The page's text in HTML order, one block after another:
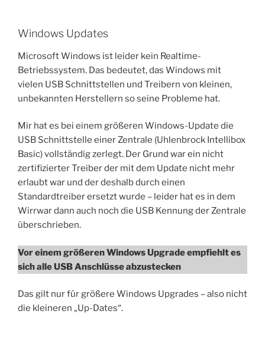
Windows Updates
Microsoft Windows ist leider kein Realtime-
Betriebssystem. Das bedeutet, das Windows mit
vielen USB Schnittstellen und Treibern von kleinen,
unbekannten Herstellern so seine Probleme hat.
Mir hat es bei einem größeren Windows-Update die
USB Schnittstelle einer Zentrale (Uhlenbrock Intellibox
Basic) vollständig zerlegt. Der Grund war ein nicht
zertifizierter Treiber der mit dem Update nicht mehr
erlaubt war und der deshalb durch einen
Standardtreiber ersetzt wurde – leider hat es in dem
Wirrwar dann auch noch die USB Kennung der Zentrale
überschrieben.
Vor einem größeren Windows Upgrade empfiehlt es
sich alle USB Anschlüsse abzustecken
Das gilt nur für größere Windows Upgrades – also nicht
die kleineren „Up-Dates“.